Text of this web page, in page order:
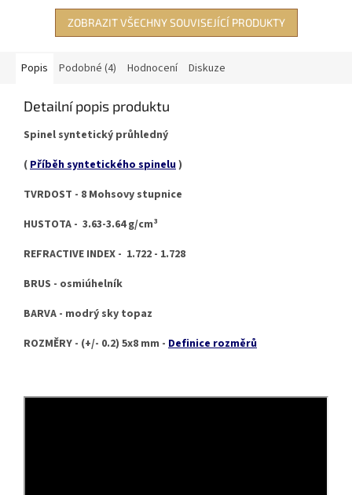
ZOBRAZIT VŠECHNY SOUVISEJÍCÍ PRODUKTY
Popis Podobné (4) Hodnocení Diskuze
Detailní popis produktu
Spinel syntetický průhledný
(Příběh syntetického spinelu)
TVRDOST - 8 Mohsovy stupnice
HUSTOTA - 3.63-3.64 g/cm³
REFRACTIVE INDEX - 1.722 - 1.728
BRUS - osmiúhelník
BARVA - modrý sky topaz
ROZMĚRY - (+/- 0.2) 5x8 mm - Definice rozměrů